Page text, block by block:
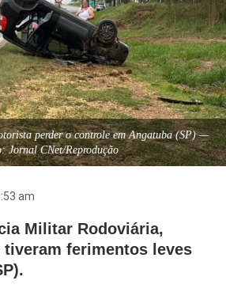
perder o controle em Angatuba (SP) —
Jornal CNet/Reprodução
am
Militar Rodoviária,
tiveram ferimentos leves